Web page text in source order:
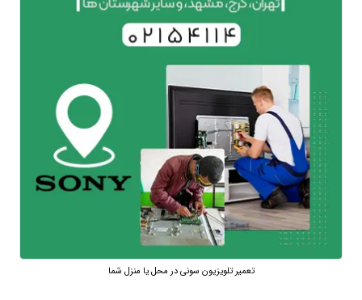
تعمیر تلویزیون سونی در محل یا منزل شما